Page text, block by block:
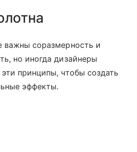
важны соразмерность и
но иногда дизайнеры
принципы, чтобы создать
эффекты.